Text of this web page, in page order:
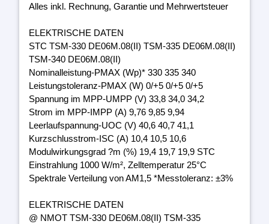
Alles inkl. Rechnung, Garantie und Mehrwertsteuer
ELEKTRISCHE DATEN
STC TSM-330 DE06M.08(II) TSM-335 DE06M.08(II)
TSM-340 DE06M.08(II)
Nominalleistung-PMAX (Wp)* 330 335 340
Leistungstoleranz-PMAX (W) 0/+5 0/+5 0/+5
Spannung im MPP-UMPP (V) 33,8 34,0 34,2
Strom im MPP-IMPP (A) 9,76 9,85 9,94
Leerlaufspannung-UOC (V) 40,6 40,7 41,1
Kurzschlusstrom-ISC (A) 10,4 10,5 10,6
Modulwirkungsgrad ?m (%) 19,4 19,7 19,9 STC
Einstrahlung 1000 W/m², Zelltemperatur 25°C
Spektrale Verteilung von AM1,5 *Messtoleranz: ±3%
ELEKTRISCHE DATEN
@ NMOT TSM-330 DE06M.08(II) TSM-335